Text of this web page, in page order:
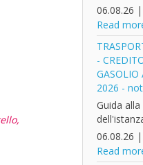
06.08.26 |
Read
-
GASOLIO
2026 -
Guida
06.08.26 |
Read